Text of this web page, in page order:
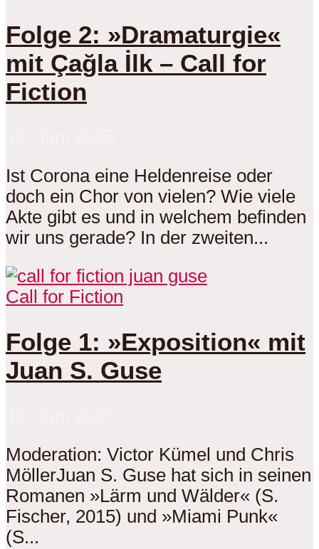
Folge 2: »Dramaturgie«
mit Çağla İlk – Call for
Fiction
Ist Corona eine Heldenreise oder
doch ein Chor von vielen? Wie viele
Akte gibt es und in welchem befinden
wir uns gerade? In der zweiten...
Call for Fiction
Folge 1: »Exposition« mit
Juan S. Guse
Moderation: Victor Kümel und Chris
MöllerJuan S. Guse hat sich in seinen
Romanen »Lärm und Wälder« (S.
Fischer, 2015) und »Miami Punk«
(S...